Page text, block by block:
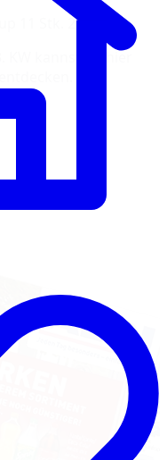
11 Stk. 2,99
KW kannst du hier